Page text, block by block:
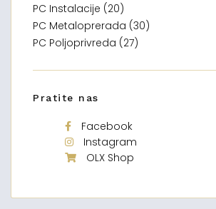
PC Instalacije (20)
PC Metaloprerada (30)
PC Poljoprivreda (27)
Pratite nas
Facebook
Instagram
OLX Shop